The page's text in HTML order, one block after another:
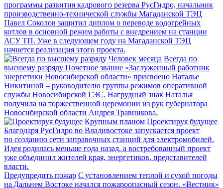
программы развития кадрового резерва РусГидро, начальник
производственно-технической службы Магаданской ТЭЦ
Павел Соколов защитил диплом о переводе водогрейных
котлов в основной режим работы с внедрением на станции
АСУ ТП. Уже в следующем году на Магаданской ТЭЦ
начнется реализация этого проекта.
Человек месяца Всегда по
высшему разряду Почетное звание «Заслуженный работник
энергетики Новосибирской области» присвоено Наталье
Никитиной – руководителю группы режимов оперативной
службы Новосибирской ГЭС. Нагрудный знак Наталья
получила на торжественной церемонии из рук губернатора
Новосибирской области Андрея Травникова.
Крупным планом Проектируя будущее
Благодаря РусГидро во Владивостоке запускается проект
по созданию сети заправочных станций для электромобилей.
Идея родилась меньше года назад, а востребованный проект
уже объединил жителей края, энергетиков, представителей
власти.
Предупредить пожар С установлением теплой и сухой погоды
на Дальнем Востоке начался пожароопасный сезон. «Вестник»